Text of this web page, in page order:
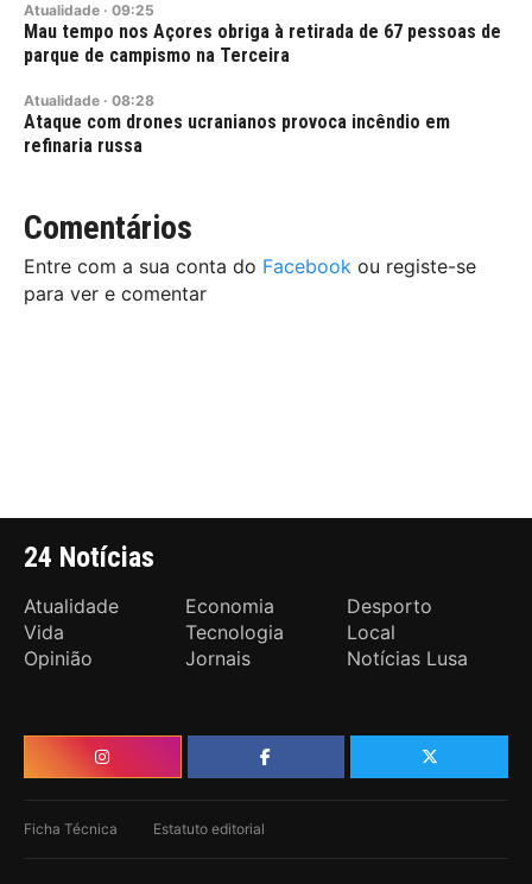
Atualidade · 09:25
Mau tempo nos Açores obriga à retirada de 67 pessoas de
parque de campismo na Terceira
Atualidade · 08:28
Ataque com drones ucranianos provoca incêndio em
refinaria russa
Comentários
Entre com a sua conta do Facebook ou registe-se
para ver e comentar
24 Notícias
Atualidade Economia
Desporto
Vida
Tecnologia
Local
Opinião
Jornais Notícias Lusa
Ficha Técnica Estatuto editorial